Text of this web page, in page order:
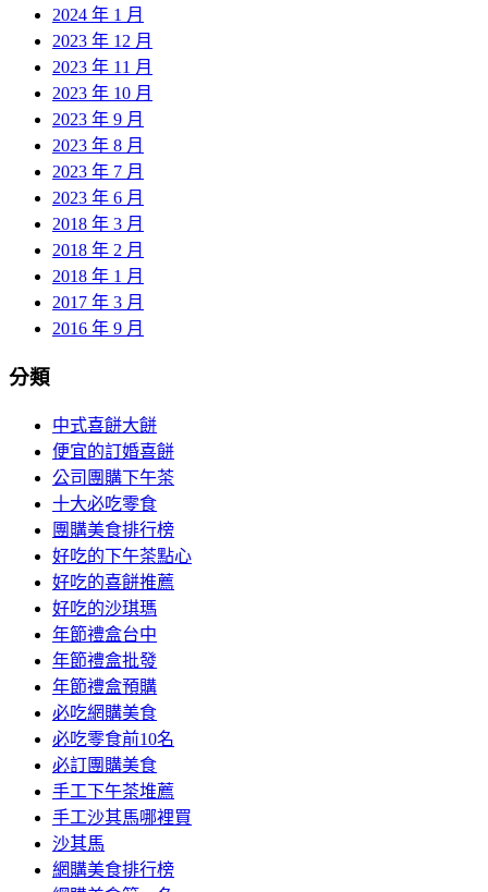
2024 年 1 月
2023 年 12 月
2023 年 11 月
2023 年 10 月
2023 年 9 月
2023 年 8 月
2023 年 7 月
2023 年 6 月
2018 年 3 月
2018 年 2 月
2018 年 1 月
2017 年 3 月
2016 年 9 月
分類
中式喜餅大餅
便宜的訂婚喜餅
公司團購下午茶
十大必吃零食
團購美食排行榜
好吃的下午茶點心
好吃的喜餅推薦
好吃的沙琪瑪
年節禮盒台中
年節禮盒批發
年節禮盒預購
必吃網購美食
必吃零食前10名
必訂團購美食
手工下午茶堆薦
手工沙其馬哪裡買
沙其馬
網購美食排行榜